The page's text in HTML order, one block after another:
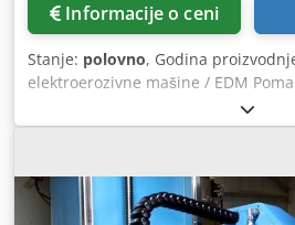
Informacije o ceni
Stanje: polovno, Godina
elektroerozivne mašine / EDM
Y osa: 400 mm Pomak Z osa: 450
mm Veličina stola Y: 600 mm
1040 mm Maks. dimenzije obratka
dimenzije obratka Z: 410 mm
50 kg Maksimalna težina obratka: